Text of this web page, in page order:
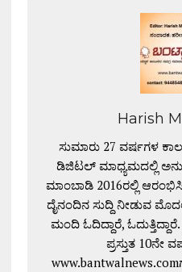
Harish
ಸುಮಾರು 27 ವರ್ಷಗಳ
ಡಿಜಿಟಲ್ ಮಾಧ್ಯಮದಲ್ಲಿ
ಮಾಂಬಾಡಿ 2016ರಲ್ಲಿ
ದೈನಂದಿನ ಸುದ್ದಿ ನೀಡುವ
ಮಂದಿ ಓದಿದ್ದಾರೆ,
ಪ್ರಸ್ತುತ 10ನೇ